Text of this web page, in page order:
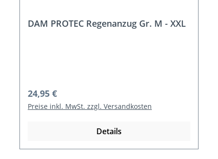
DAM PROTEC Regenanzug Gr. M - XXL
Regulärer Preis:
24,95 €
Preise inkl. MwSt. zzgl. Versandkosten
Details